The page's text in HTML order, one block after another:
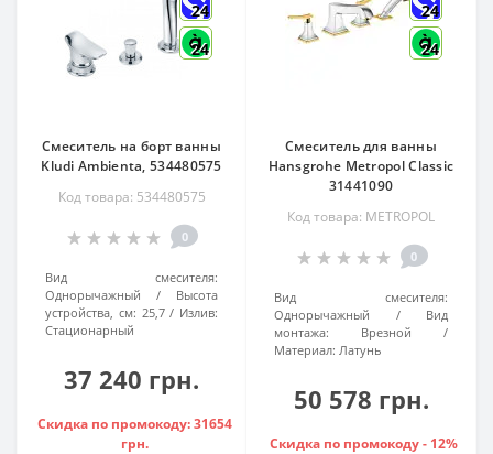
24
24
Смеситель на борт ванны
Kludi Ambienta, 534480575
Код товара: 534480575
0
Вид смесителя:
Однорычажный
Высота
устройства, см: 25,7
Излив:
Стационарный
37 240 грн.
Скидка по промокоду: 31654
грн.
24
24
Смеситель для ванны
Hansgrohe Metropol Classic
31441090
Код товара: METROPOL
0
Вид смесителя:
Однорычажный
Вид
монтажа:
Врезной
Материал: Латунь
50 578 грн.
Скидка по промокоду - 12%